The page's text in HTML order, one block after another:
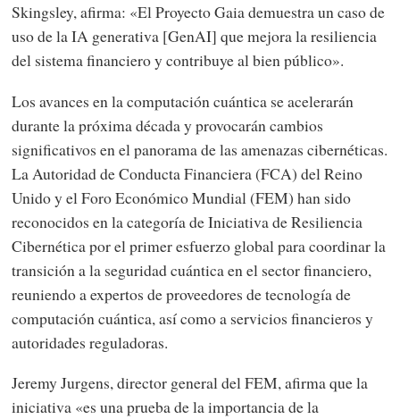
Skingsley, afirma: «El Proyecto Gaia demuestra un caso de
uso de la IA generativa [GenAI] que mejora la resiliencia
del sistema financiero y contribuye al bien público».
Los avances en la computación cuántica se acelerarán
durante la próxima década y provocarán cambios
significativos en el panorama de las amenazas cibernéticas.
La Autoridad de Conducta Financiera (FCA) del Reino
Unido y el Foro Económico Mundial (FEM) han sido
reconocidos en la categoría de Iniciativa de Resiliencia
Cibernética por el primer esfuerzo global para coordinar la
transición a la seguridad cuántica en el sector financiero,
reuniendo a expertos de proveedores de tecnología de
computación cuántica, así como a servicios financieros y
autoridades reguladoras.
Jeremy Jurgens, director general del FEM, afirma que la
iniciativa «es una prueba de la importancia de la